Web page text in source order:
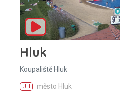
Hluk
Koupaliště Hluk
UH město Hluk